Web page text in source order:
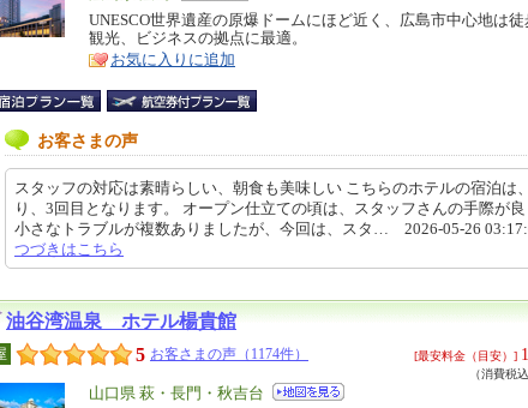
リ
ア
特
徴
UNESCO世界遺産の原爆ドームにほど近く、広島市中心地は徒
観光、ビジネスの拠点に最適。
お気に入りに追加
お客さまの声
スタッフの対応は素晴らしい、朝食も美味しい こちらのホテルの宿泊は
り、3回目となります。 オープン仕立ての頃は、スタッフさんの手際が良
小さなトラブルが複数ありましたが、今回は、スタ… 2026-05-26
つづきはこちら
油谷湾温泉 ホテル楊貴館
5 お客さまの声（1174件） [最安料金（目安）]
（消費税
エ
山口県 萩・長門・秋吉台